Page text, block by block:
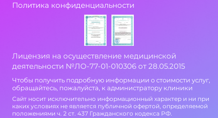
Политика конфиденциальности
Лицензия на осуществление медицинской
деятельности №ЛО-77-01-010306 от 28.05.2015
Чтобы получить подробную информации о стоимости услуг,
обращайтесь, пожалуйста, к администратору клиники
Сайт носит исключительно информационный характер и ни при
каких условиях не является публичной офертой, определяемой
положениями ч. 2 ст. 437 Гражданского кодекса РФ.